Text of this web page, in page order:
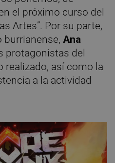
el próximo curso del
Artes”. Por su parte,
burrianense,Ana
protagonistas del
realizado, así como la
a la actividad